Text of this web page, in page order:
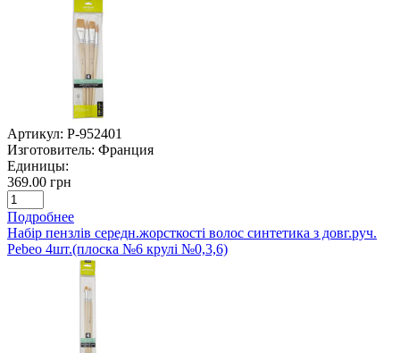
Артикул: P-952401
Изготовитель: Франция
Единицы:
369.00 грн
Подробнее
Набір пензлів середн.жорсткості волос синтетика з довг.руч.
Pebeo 4шт.(плоска №6 крулі №0,3,6)